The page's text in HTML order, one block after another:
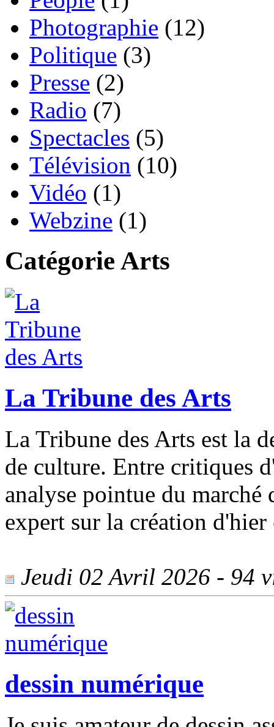
Photographie (12)
Politique (3)
Presse (2)
Radio (7)
Spectacles (5)
Télévision (10)
Vidéo (1)
Webzine (1)
Catégorie Arts
La Tribune des Arts
La Tribune des Arts est la
de culture. Entre critiques
analyse pointue du
expert sur la création
Jeudi 02 Avril 2026 - 94
dessin numérique